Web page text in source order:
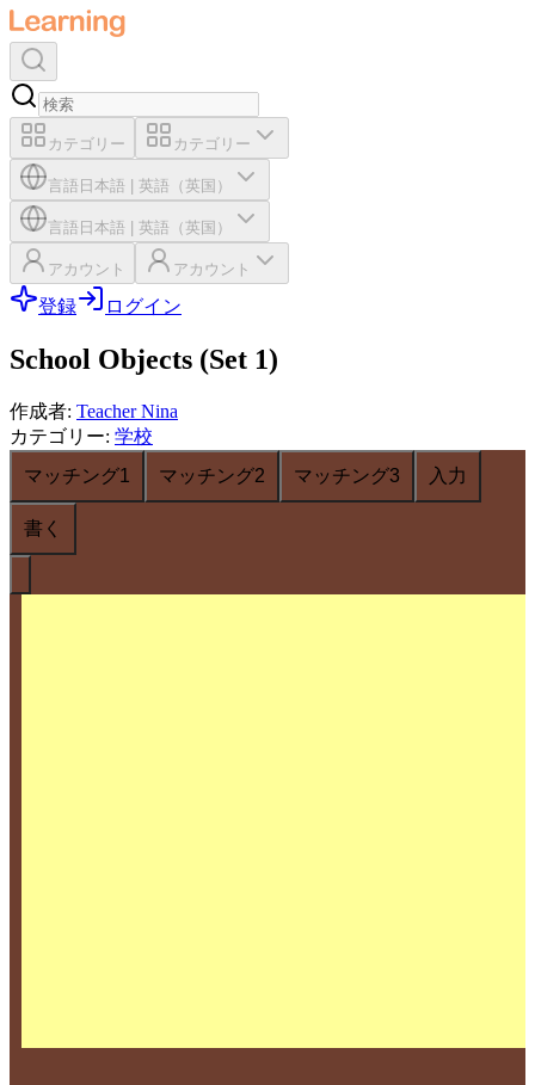
カテゴリー カテゴリー
言語 日本語 英語（英国）
言語 日本語 英語（英国）
アカウント アカウント
登録 ログイン
School Objects (Set 1)
作成者: Teacher Nina
カテゴリー: 学校
マッチング1
マッチング2 マッチング3 入力
書く